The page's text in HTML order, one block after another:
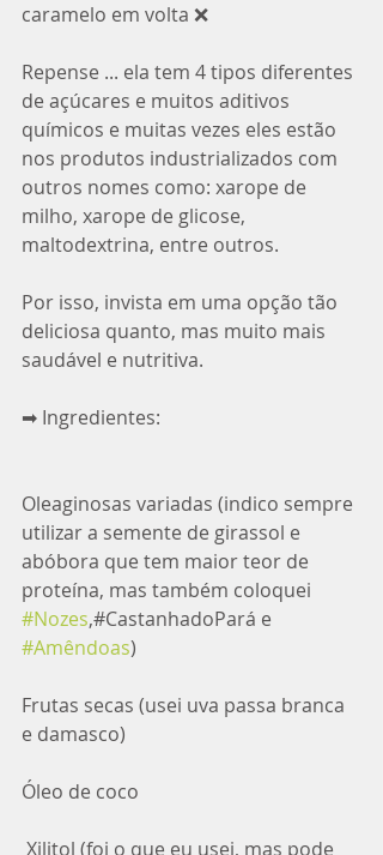
caramelo em volta ❌
Repense ... ela tem 4 tipos diferentes
de açúcares e muitos aditivos
químicos e muitas vezes eles estão
nos produtos industrializados com
outros nomes como: xarope de
milho, xarope de glicose,
maltodextrina, entre outros.
Por isso, invista em uma opção tão
deliciosa quanto, mas muito mais
saudável e nutritiva.
➡ Ingredientes:
Oleaginosas variadas (indico sempre
utilizar a semente de girassol e
abóbora que tem maior teor de
proteína, mas também coloquei
#Nozes,#CastanhadoPará e
#Amêndoas)
Frutas secas (usei uva passa branca
e damasco)
Óleo de coco